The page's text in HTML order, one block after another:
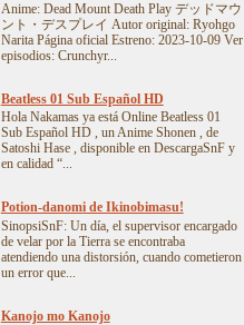
Anime: Dead Mount Death Play デッドマウ
ント・デスプレイ Autor original: Ryohgo
Narita Página oficial Estreno: 2023-10-09 Ver
episodios: Crunchyr...
Beatless 01 Sub Español HD
Hola Nakamas ya está Online Beatless 01
Sub Español HD , un Anime Shonen , de
Satoshi Hase , disponible en DescargaSnF y
en calidad “...
Potion-danomi de Ikinobimasu!
SinopsiSnF: Un día, el supervisor encargado
de velar por la Tierra se encontraba
atendiendo una distorsión, cuando cometieron
un error que...
Kanojo mo Kanojo